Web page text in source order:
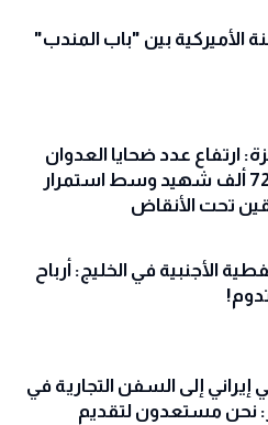
الأميركية بين "باب المندب"
ارتفاع عدد ضحايا العدوان
إلى أكثر من 72 ألف شهيد وسط استمرار
تحت الأنقاض
الأجنبية في الخليج: أرباح
إلى السفن التجارية في
نحن مستعدون لتقديم